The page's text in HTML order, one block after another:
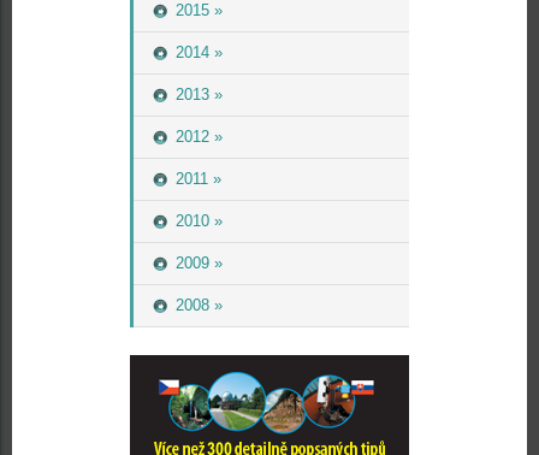
2015 »
2014 »
2013 »
2012 »
2011 »
2010 »
2009 »
2008 »